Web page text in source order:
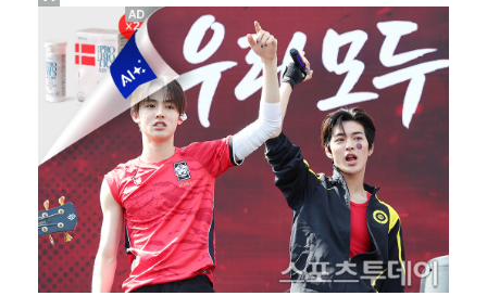
대놓고 '심판 마사지'로 결재 받기도…최종 결재권자는 …
진세연, 전속계약 종료…FA 시장 나왔다 [공식]
'1라운드 115위' 김민별, 2라운드 7타 줄이며 7…